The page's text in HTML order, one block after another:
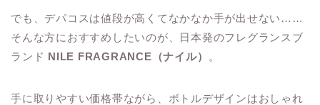
でも、デパコスは値段が高くてなかなか手が出せない……
そんな方におすすめしたいのが、日本発のフレグランスブ
ランド NILE FRAGRANCE（ナイル） 。
手に取りやすい価格帯ながら、ボトルデザインはおしゃれ